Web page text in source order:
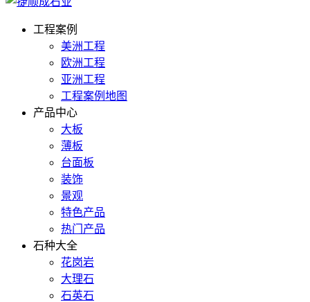
工程案例
美洲工程
欧洲工程
亚洲工程
工程案例地图
产品中心
大板
薄板
台面板
装饰
景观
特色产品
热门产品
石种大全
花岗岩
大理石
石英石